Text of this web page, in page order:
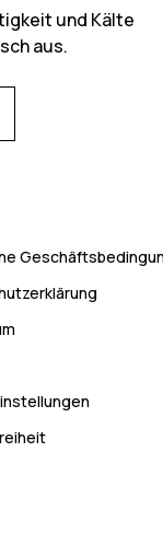
und Kälte
aus.